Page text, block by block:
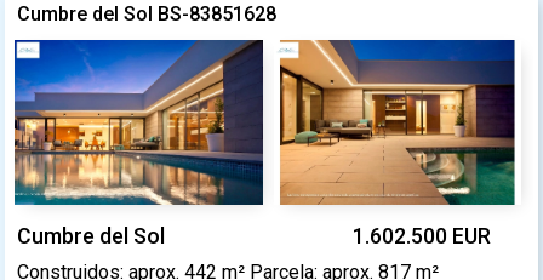
Cumbre del Sol BS-83851628
Cumbre del Sol 1.602.500 EUR
Construidos: aprox. 442 m² Parcela: aprox. 817 m²